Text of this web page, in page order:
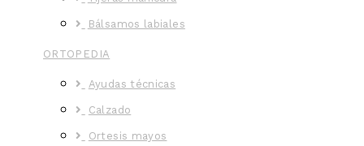
Bálsamos labiales
ORTOPEDIA
Ayudas técnicas
Calzado
Ortesis mayos